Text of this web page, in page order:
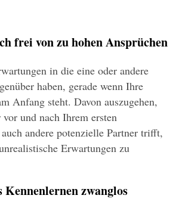
frei von zu hohen Ansprüchen
in die eine oder andere
haben, gerade wenn Ihre
Anfang steht. Davon auszugehen,
und nach Ihrem ersten
andere potenzielle Partner trifft,
Erwartungen zu
Kennenlernen zwanglos